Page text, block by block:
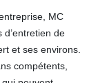
MC
de
et ses environs.
compétents,